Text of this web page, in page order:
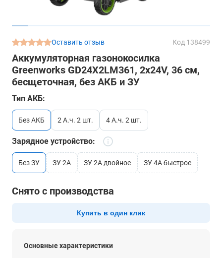
Оставить отзыв Код 138499
Аккумуляторная газонокосилка
Greenworks GD24X2LM361, 2х24V, 36 см,
бесщеточная, без АКБ и ЗУ
Тип АКБ:
без АКБ 2 А.ч. 2 шт. 4 А.ч. 2 шт.
Зарядное устройство:
Без ЗУ ЗУ 2А ЗУ 2А двойное ЗУ 4А быстрое
Снято с производства
Купить в один клик
Основные характеристики